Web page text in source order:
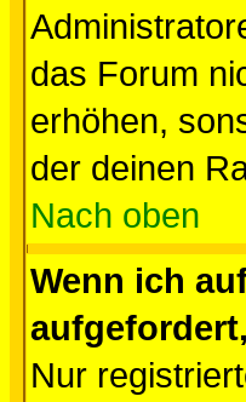
das Forum
erhöhen,
der deinen
Nach oben
Wenn ich
Nur